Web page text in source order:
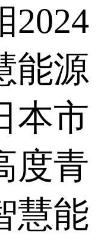
2024
能源
本市
度青
慧能